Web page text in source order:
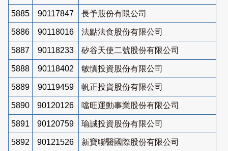
5885 90117847 長予股份有限公司
5886 90118016 法點法食股份有限公司
5887 90118233 矽谷天使二號股份有限公司
5888 90118402 敏慎投資股份有限公司
5889 90119459 帆正投資股份有限公司
5890 90120126 噹旺運動事業股份有限公司
5891 90120759 瑜誠投資股份有限公司
5892 90121526 新寶聯醫國際股份有限公司